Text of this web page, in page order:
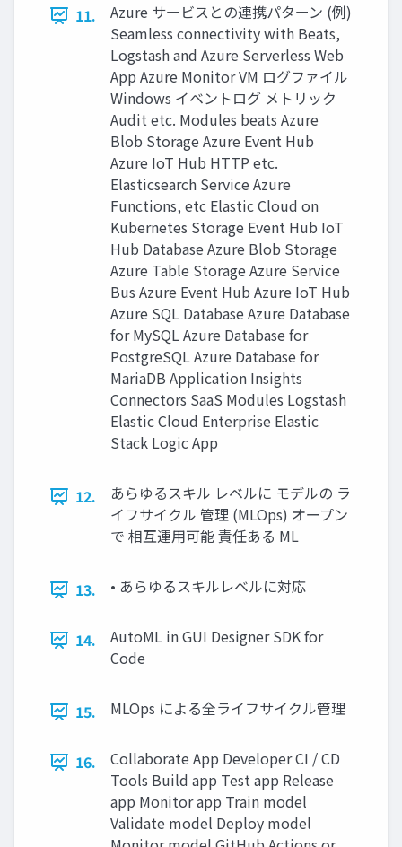
11.
Azure サービスとの連携パターン (例)
Seamless connectivity with Beats,
Logstash and Azure Serverless Web
App Azure Monitor VM ログファイル
Windows イベントログ メトリック
Audit etc. Modules beats Azure
Blob Storage Azure Event Hub
Azure IoT Hub HTTP etc.
Elasticsearch Service Azure
Functions, etc Elastic Cloud on
Kubernetes Storage Event Hub IoT
Hub Database Azure Blob Storage
Azure Table Storage Azure Service
Bus Azure Event Hub Azure IoT Hub
Azure SQL Database Azure Database
for MySQL Azure Database for
PostgreSQL Azure Database for
MariaDB Application Insights
Connectors SaaS Modules Logstash
Elastic Cloud Enterprise Elastic
Stack Logic App
12.
あらゆるスキル レベルに モデルの ラ
イフサイクル 管理 (MLOps) オープン
で 相互運⽤可能 責任ある ML
13. • あらゆるスキルレベルに対応
14.
AutoML in GUI Designer SDK for
Code
15. MLOps による全ライフサイクル管理
16.
Collaborate App Developer CI / CD
Tools Build app Test app Release
app Monitor app Train model
Validate model Deploy model